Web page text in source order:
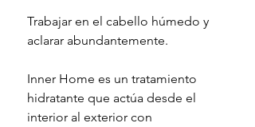
Trabajar en el cabello húmedo y
aclarar abundantemente.
Inner Home es un tratamiento
hidratante que actúa desde el
interior al exterior con